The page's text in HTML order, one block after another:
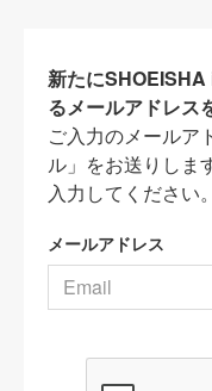
新たに
るメールアドレス
ご入力のメールア
ル」をお送りしま
入力してください。
メールアドレス